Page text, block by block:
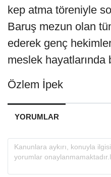
kep atma töreniyle
Baruş mezun olan
ederek genç
meslek hayatlarında
Özlem İpek
YORUMLAR